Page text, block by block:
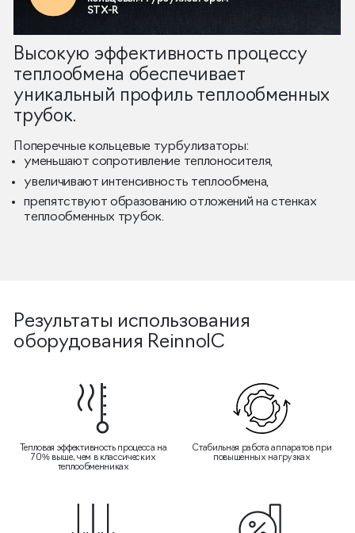
Высокую эффективность процессу
теплообмена обеспечивает
уникальный профиль теплообменных
трубок.
Поперечные кольцевые турбулизаторы:
уменьшают сопротивление теплоносителя,
увеличивают интенсивность теплообмена,
препятствуют образованию отложений на стенках
теплообменных трубок.
Результаты использования
оборудования ReinnolC
Тепловая эффективность процесса на
70% выше, чем в классических
теплообменниках
Стабильная работа аппаратов при
повышенных нагрузках